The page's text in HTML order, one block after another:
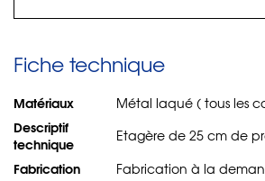
Fiche technique
Matériaux Métal laqué ( tous les
Descriptif
technique
Etagère de 25 cm de
Fabrication Fabrication à la